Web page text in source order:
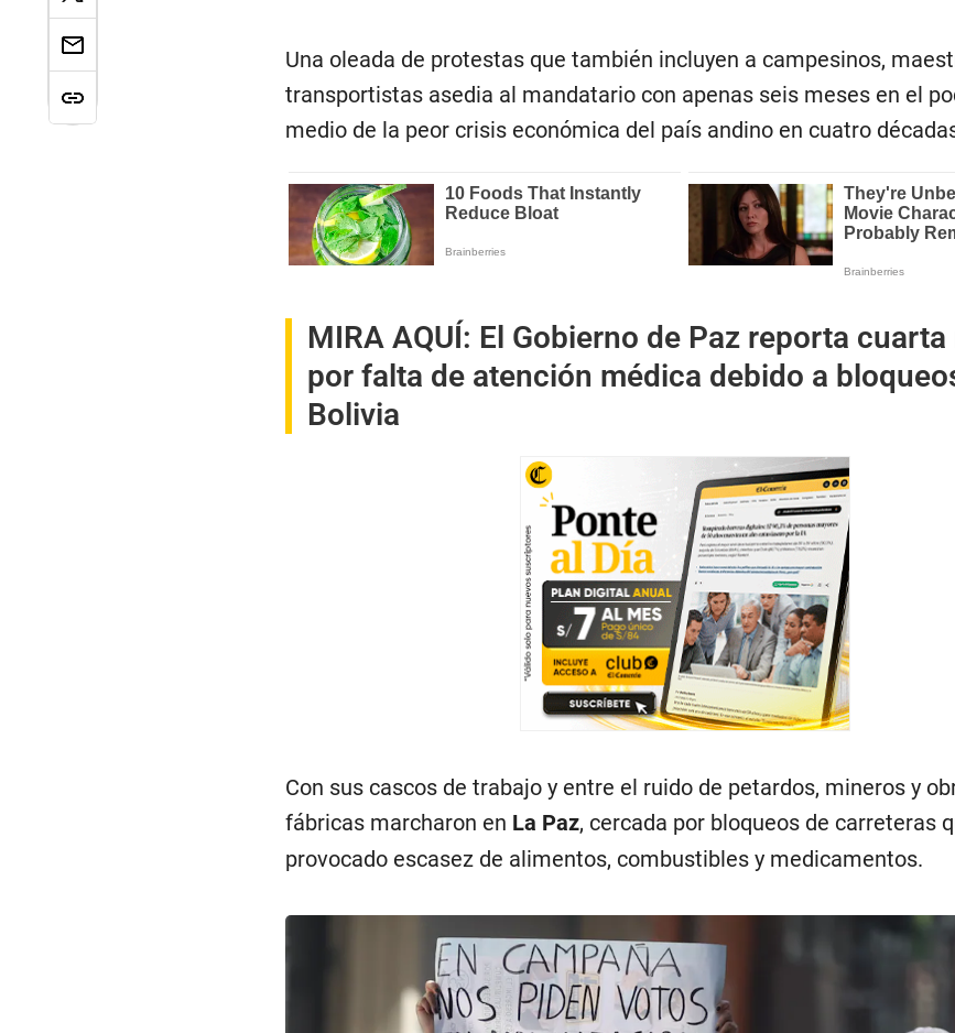
Una oleada de protestas que también incluyen a campesinos,
transportistas asedia al mandatario con apenas seis meses en el
medio de la peor crisis económica del país andino en cuatro
MIRA AQUÍ: El Gobierno de Paz reporta
por falta de atención médica debido a
Bolivia
Con sus cascos de trabajo y entre el ruido de petardos, mineros y
fábricas marcharon en La Paz, cercada por bloqueos de carreteras
provocado escasez de alimentos, combustibles y medicamentos.